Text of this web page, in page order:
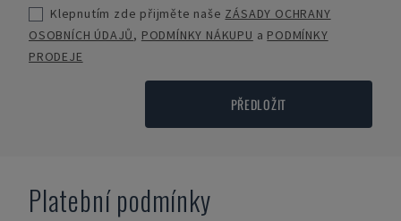
Klepnutím zde přijměte naše ZÁSADY OCHRANY
OSOBNÍCH ÚDAJŮ, PODMÍNKY NÁKUPU a PODMÍNKY
PRODEJE
PŘEDLOŽIT
Platební podmínky